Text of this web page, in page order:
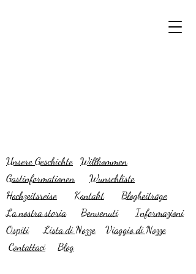
Unsere Geschichte Willkommen
Gastinformationen
Wunschliste
Hochzeitsreise
Kontakt
Blogbeiträge
La nostra storiaBenvenutiInformazioni
OspitiLista di Nozze Viaggio di Nozze
ContattaciBlog